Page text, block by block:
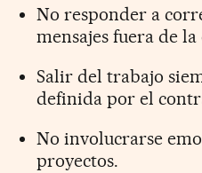
No responder a
mensajes fuera de
Salir del trabajo
definida por el
No involucrarse
proyectos.